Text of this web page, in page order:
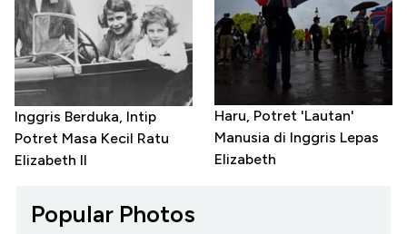
Inggris Berduka, Intip
Potret Masa Kecil Ratu
Elizabeth II
Haru, Potret 'Lautan'
Manusia di Inggris Lepas
Elizabeth
Popular Photos